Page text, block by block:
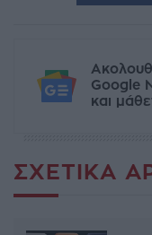
Google
και
ΣΧΕΤΙΚΆ